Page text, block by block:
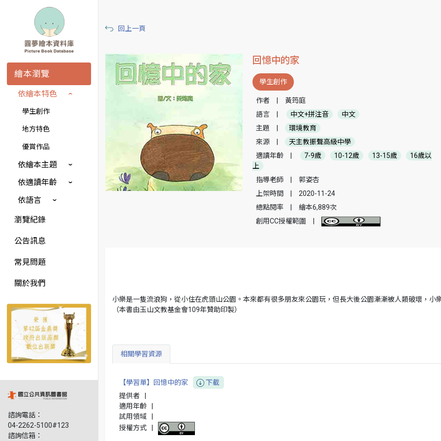
繪本瀏覽
依繪本特色
學生創作
地方特色
優賞作品
依繪本主題
依適讀年齡
依語言
瀏覽紀錄
公告訊息
常見問題
關於我們
諮詢電話：
04-2262-5100#123
諮詢信箱：
回上一頁
回憶中的家
學生創作
作者
黃筠庭
語言
中文+拼注音
中文
主題
環境教育
來源
天主教振聲高級中學
適讀年齡
7-9歲 10-12歲 13-15歲
16歲以
上
指導老師
郭姿杏
上架時間
2020-11-24
總點閱率
繪本6,889次
創用CC授權範圍
小樂是一隻流浪狗，從小住在虎頭山公園。本來都有很多朋友來公園玩，但長大後公園漸漸被人類破壞，
（本書由玉山文教基金會109年贊助印製）
相關學習資源
【學習單】回憶中的家
下載
提供者
適用年齡
試用領域
授權方式